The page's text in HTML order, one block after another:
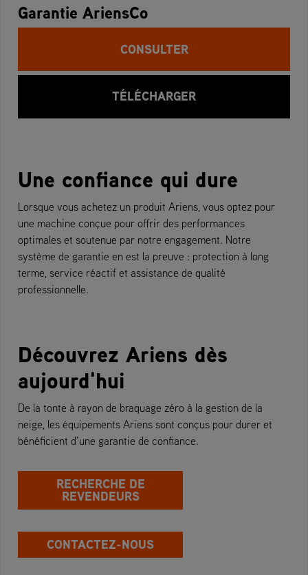
Garantie AriensCo
CONSULTER
TÉLÉCHARGER
Une confiance qui dure
Lorsque vous achetez un produit Ariens, vous optez pour
une machine conçue pour offrir des performances
optimales et soutenue par notre engagement. Notre
système de garantie en est la preuve : protection à long
terme, service réactif et assistance de qualité
professionnelle.
Découvrez Ariens dès
aujourd'hui
De la tonte à rayon de braquage zéro à la gestion de la
neige, les équipements Ariens sont conçus pour durer et
bénéficient d’une garantie de confiance.
RECHERCHE DE
REVENDEURS
CONTACTEZ-NOUS